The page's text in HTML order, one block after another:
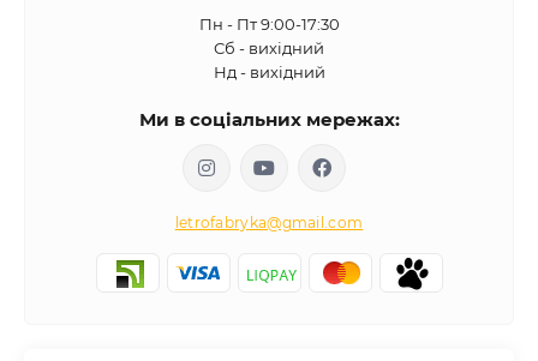
Пн - Пт 9:00-17:30
Сб - вихідний
Нд - вихідний
Ми в соціальних мережах:
letrofabryka@gmail.com